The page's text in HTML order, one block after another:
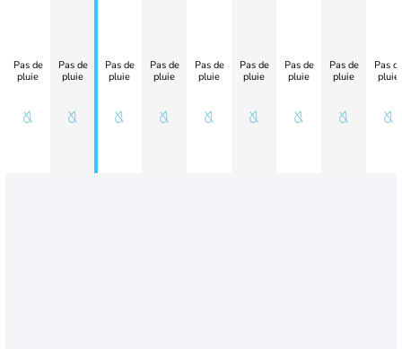
Pas de
pluie
Pas de
pluie
Pas de
pluie
Pas de
pluie
Pas de
pluie
Pas de
pluie
Pas de
pluie
Pas de
pluie
Pas
pluie